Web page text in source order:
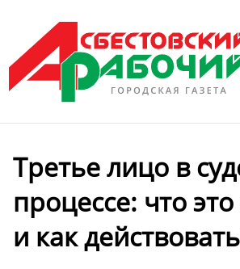
Третье лицо в
процессе: что
и как